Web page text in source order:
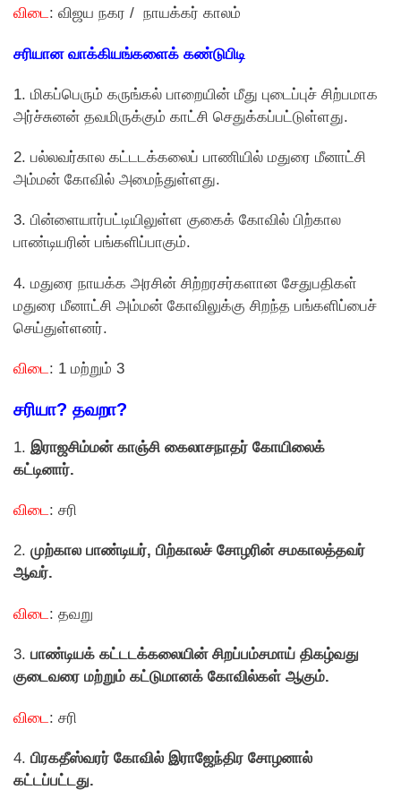
விடை: விஜய நகர / நாயக்கர் காலம்
சரியான வாக்கியங்களைக் கண்டுபிடி
1. மிகப்பெரும் கருங்கல் பாறையின் மீது புடைப்புச் சிற்பமாக
அர்ச்சுனன் தவமிருக்கும் காட்சி செதுக்கப்பட்டுள்ளது.
2. பல்லவர்கால கட்டடக்கலைப் பாணியில் மதுரை மீனாட்சி
அம்மன் கோவில் அமைந்துள்ளது.
3. பின்ளையார்பட்டியிலுள்ள குகைக் கோவில் பிற்கால
பாண்டியரின் பங்களிப்பாகும்.
4. மதுரை நாயக்க அரசின் சிற்றரசர்களான சேதுபதிகள்
மதுரை மீனாட்சி அம்மன் கோவிலுக்கு சிறந்த பங்களிப்பைச்
செய்துள்ளனர்.
விடை: 1 மற்றும் 3
சரியா? தவறா?
1. இராஜசிம்மன் காஞ்சி கைலாசநாதர் கோயிலைக்
கட்டினார்.
விடை: சரி
2. முற்கால பாண்டியர், பிற்காலச் சோழரின் சமகாலத்தவர்
ஆவர்.
விடை : தவறு
3. பாண்டியக் கட்டடக்கலையின் சிறப்பம்சமாய் திகழ்வது
குடைவரை மற்றும் கட்டுமானக் கோவில்கள் ஆகும்.
விடை : சரி
4. பிரகதீஸ்வரர் கோவில் இராஜேந்திர சோழனால்
கட்டப்பட்டது.